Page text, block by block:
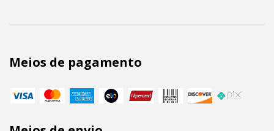
Meios de pagamento